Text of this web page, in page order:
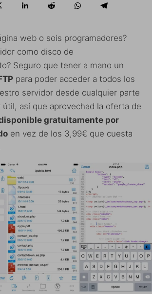
web o sois programadores?
como disco de
Seguro que tener a mano un
para poder acceder a todos los
servidor desde cualquier parte
útil, así que aprovechad la oferta de
gratuitamente por
en vez de los 3,99€ que cuesta